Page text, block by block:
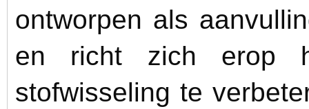
ontworpen als
en richt zich erop
stofwisseling te